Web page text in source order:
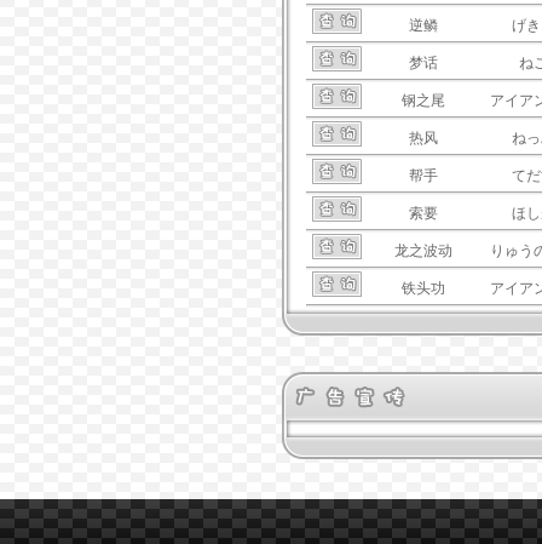
逆鳞 げ
梦话 ね
钢之尾 アイア
热风 ね
帮手 て
索要 ほ
龙之波动 りゅう
铁头功 アイア